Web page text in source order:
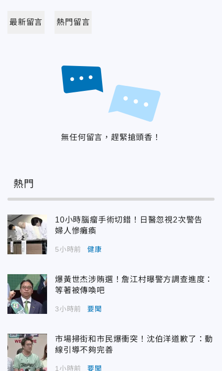
最新留言 熱門留言
無任何留言，趕緊搶頭香！
熱門
10小時腦瘤手術切錯！日醫忽視2次警告
婦人慘癱瘓
5小時前 健康
爆黃世杰涉賄選！詹江村曝警方調查進度：
等著被傳喚吧
3小時前 要聞
市場掃街和市民爆衝突！沈伯洋道歉了：動
線引導不夠完善
1小時前 要聞